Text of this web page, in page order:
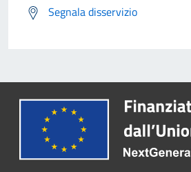
Segnala disservizio